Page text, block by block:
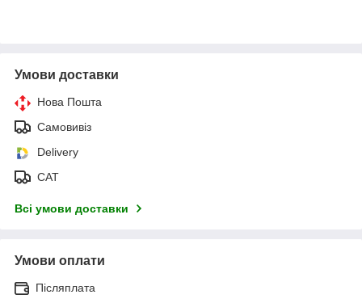
Умови доставки
Нова Пошта
Самовивіз
Delivery
САТ
Всі умови доставки
Умови оплати
Післяплата